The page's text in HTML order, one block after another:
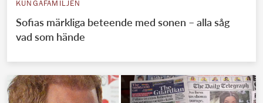
KUNGAFAMILJEN
Sofias märkliga beteende med sonen – alla såg
vad som hände